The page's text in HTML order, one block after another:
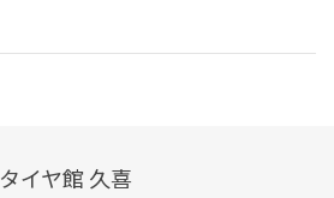
タイヤ館 久喜